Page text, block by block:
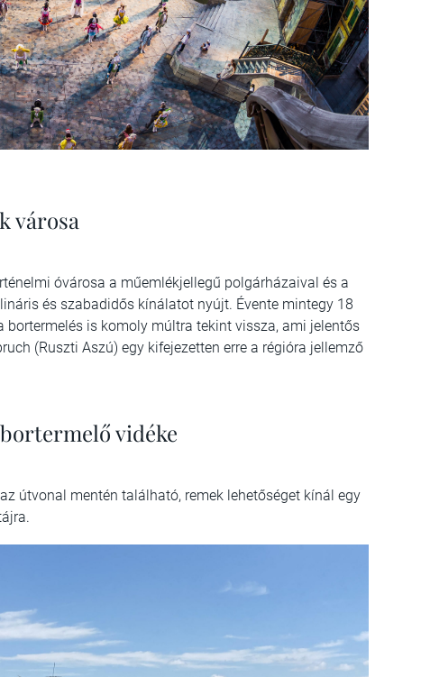
városa
óvárosa a műemlékjellegű polgárházaival és a
és szabadidős kínálatot nyújt. Évente mintegy 18
is komoly múltra tekint vissza, ami jelentős
(Ruszti Aszú) egy kifejezetten erre a régióra jellemző
vidéke
útvonal mentén található, remek lehetőséget kínál egy